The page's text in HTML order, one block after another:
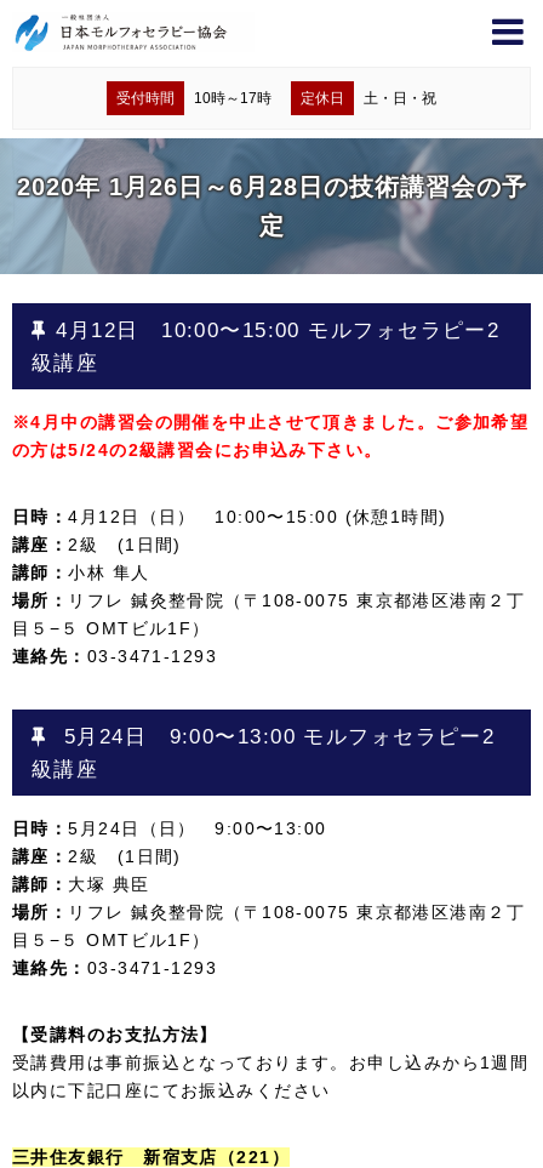
受付時間 10時～17時 定休日 土・日・祝
2020年 1月26日～6月28日の技術講習会の予
定
4月12日 10:00〜15:00 モルフォセラピー2
級講座
※4月中の講習会の開催を中止させて頂きました。ご参加希望
の方は5/24の2級講習会にお申込み下さい。
日時：4月12日（日） 10:00〜15:00 (休憩1時間)
講座： 2級 (1日間)
講師：小林 隼人
場所： リフレ 鍼灸整骨院（〒108-0075 東京都港区港南２丁
目５−５ OMTビル1F）
連絡先： 03-3471-1293
5月24日 9:00〜13:00 モルフォセラピー2
級講座
日時：5月24日（日） 9:00〜13:00
講座： 2級 (1日間)
講師： 大塚 典臣
場所： リフレ 鍼灸整骨院（〒108-0075 東京都港区港南２丁
目５−５ OMTビル1F）
連絡先： 03-3471-1293
【受講料のお支払方法】
受講費用は事前振込となっております。お申し込みから1週間
以内に下記口座にてお振込みください
三井住友銀行 新宿支店（221）